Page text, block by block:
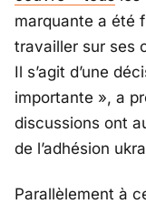
marquante a été
travailler sur ses
Il s’agit d’une
importante », a
discussions ont
de l’adhésion
Parallèlement à